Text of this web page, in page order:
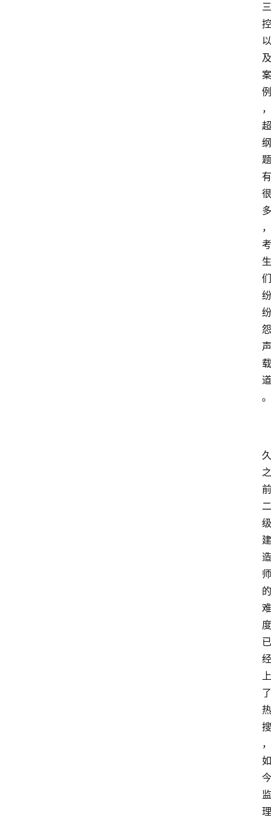
三
控
以
及
案
例
，
超
纲
题
有
很
多
，
考
生
们
纷
纷
怨
声
载
道
。
久
之
前
二
级
建
造
师
的
难
度
已
经
上
了
热
搜
，
如
今
监
理